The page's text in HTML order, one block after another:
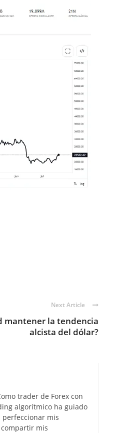
Next Article
mantener la tendencia
alcista del dólar?
trader de Forex con
algorítmico ha guiado
perfeccionar mis
mis